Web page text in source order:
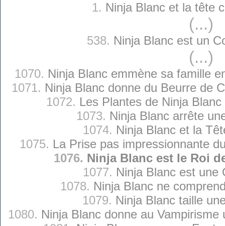
1. Ninja Blanc et la tête
(...)
538. Ninja Blanc est un
(...)
1070. Ninja Blanc emmène sa famille
1071. Ninja Blanc donne du Beurre de
1072. Les Plantes de Ninja
1073. Ninja Blanc arrête
1074. Ninja Blanc et la
1075. La Prise pas impressionnante
1076. Ninja Blanc est le Roi
1077. Ninja Blanc est une
1078. Ninja Blanc ne
1079. Ninja Blanc taille
1080. Ninja Blanc donne au Vampirisme